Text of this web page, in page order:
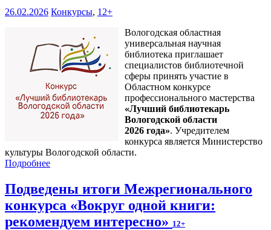
26.02.2026 Конкурсы, 12+
Вологодская областная
универсальная научная
библиотека приглашает
специалистов библиотечной
сферы принять участие в
Областном конкурсе
профессионального мастерства
«Лучший библиотекарь
Вологодской области
2026 года». Учредителем
конкурса является Министерство
культуры Вологодской области.
Подробнее
Подведены итоги Межрегионального
конкурса «Вокруг одной книги:
рекомендуем интересно» 12+